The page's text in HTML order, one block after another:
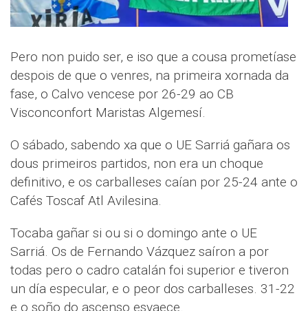
Pero non puido ser, e iso que a cousa prometíase
despois de que o venres, na primeira xornada da
fase, o Calvo vencese por 26-29 ao CB
Visconconfort Maristas Algemesí.
O sábado, sabendo xa que o UE Sarriá gañara os
dous primeiros partidos, non era un choque
definitivo, e os carballeses caían por 25-24 ante o
Cafés Toscaf Atl Avilesina.
Tocaba gañar si ou si o domingo ante o UE
Sarriá. Os de Fernando Vázquez saíron a por
todas pero o cadro catalán foi superior e tiveron
un día especular, e o peor dos carballeses. 31-22
e o soño do ascenso esvaece.